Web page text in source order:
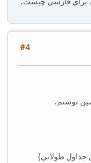
#4
نوشتم.
جداول طولانی)